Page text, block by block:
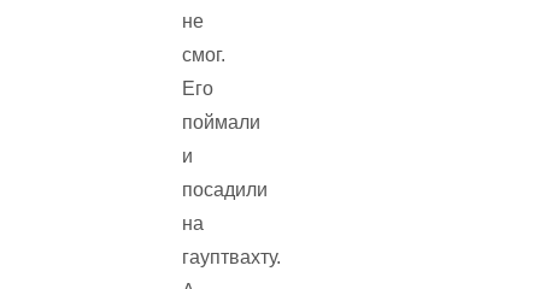
не
смог.
Его
поймали
и
посадили
на
гауптвахту.